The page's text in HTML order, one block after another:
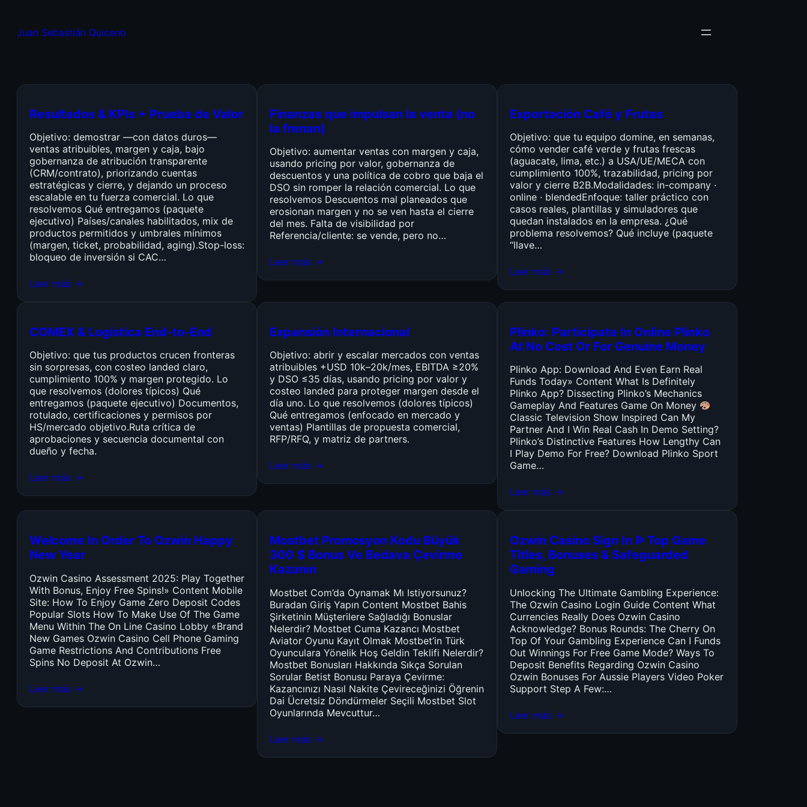
Juan Sebastián Quiceno
Resultados & KPIs + Prueba de Valor
Objetivo: demostrar —con datos duros—
ventas atribuibles, margen y caja, bajo
gobernanza de atribución transparente
(CRM/contrato), priorizando cuentas
estratégicas y cierre, y dejando un proceso
escalable en tu fuerza comercial. Lo que
resolvemos Qué entregamos (paquete
ejecutivo) Países/canales habilitados, mix de
productos permitidos y umbrales mínimos
(margen, ticket, probabilidad, aging).Stop-loss:
bloqueo de inversión si CAC…
Leer más →
Finanzas que impulsan la venta (no
la frenan)
Objetivo: aumentar ventas con margen y caja,
usando pricing por valor, gobernanza de
descuentos y una política de cobro que baja el
DSO sin romper la relación comercial. Lo que
resolvemos Descuentos mal planeados que
erosionan margen y no se ven hasta el cierre
del mes. Falta de visibilidad por
Referencia/cliente: se vende, pero no…
Leer más →
Exportación Café y Frutas
Objetivo: que tu equipo domine, en semanas,
cómo vender café verde y frutas frescas
(aguacate, lima, etc.) a USA/UE/MECA con
cumplimiento 100%, trazabilidad, pricing por
valor y cierre B2B.Modalidades: in-company ·
online · blendedEnfoque: taller práctico con
casos reales, plantillas y simuladores que
quedan instalados en la empresa. ¿Qué
problema resolvemos? Qué incluye (paquete
“llave…
Leer más →
COMEX & Logística End-to-End
Objetivo: que tus productos crucen fronteras
sin sorpresas, con costeo landed claro,
cumplimiento 100% y margen protegido. Lo
que resolvemos (dolores típicos) Qué
entregamos (paquete ejecutivo) Documentos,
rotulado, certificaciones y permisos por
HS/mercado objetivo.Ruta crítica de
aprobaciones y secuencia documental con
dueño y fecha.
Leer más →
Expansión Internacional
Objetivo: abrir y escalar mercados con ventas
atribuibles +USD 10k–20k/mes, EBITDA ≥20%
y DSO ≤35 días, usando pricing por valor y
costeo landed para proteger margen desde el
día uno. Lo que resolvemos (dolores típicos)
Qué entregamos (enfocado en mercado y
ventas) Plantillas de propuesta comercial,
RFP/RFQ, y matriz de partners.
Leer más →
Plinko: Participate In Online Plinko
At No Cost Or For Genuine Money
Plinko App: Download And Even Earn Real
Funds Today» Content What Is Definitely
Plinko App? Dissecting Plinko’s Mechanics
Gameplay And Features Game On Money
Classic Television Show Inspired Can My
Partner And I Win Real Cash In Demo Setting?
Plinko’s Distinctive Features How Lengthy Can
I Play Demo For Free? Download Plinko Sport
Game…
Leer más →
Welcome In Order To Ozwin Happy
New Year
Ozwin Casino Assessment 2025: Play Together
With Bonus, Enjoy Free Spins!» Content Mobile
Site: How To Enjoy Game Zero Deposit Codes
Popular Slots How To Make Use Of The Game
Menu Within The On Line Casino Lobby «Brand
New Games Ozwin Casino Cell Phone Gaming
Game Restrictions And Contributions Free
Spins No Deposit At Ozwin…
Leer más →
Mostbet Promosyon Kodu Büyük
300 $ Bonus Ve Bedava Çevirme
Kazanın
Mostbet Com’da Oynamak Mı Istiyorsunuz?
Buradan Giriş Yapın Content Mostbet Bahis
Şirketinin Müşterilere Sağladığı Bonuslar
Nelerdir? Mostbet Cuma Kazancı Mostbet
Aviator Oyunu Kayıt Olmak Mostbet’in Türk
Oyunculara Yönelik Hoş Geldin Teklifi Nelerdir?
Mostbet Bonusları Hakkında Sıkça Sorulan
Sorular Betist Bonusu Paraya Çevirme:
Kazancınızı Nasıl Nakite Çevireceğinizi Öğrenin
Dai Ücretsiz Döndürmeler Seçili Mostbet Slot
Oyunlarında Mevcuttur…
Leer más →
Ozwin Casino Sign In ᐉ Top Game
Titles, Bonuses & Safeguarded
Gaming
Unlocking The Ultimate Gambling Experience:
The Ozwin Casino Login Guide Content What
Currencies Really Does Ozwin Casino
Acknowledge? Bonus Rounds: The Cherry On
Top Of Your Gambling Experience Can I Funds
Out Winnings For Free Game Mode? Ways To
Deposit Benefits Regarding Ozwin Casino
Ozwin Bonuses For Aussie Players Video Poker
Support Step A Few:…
Leer más →